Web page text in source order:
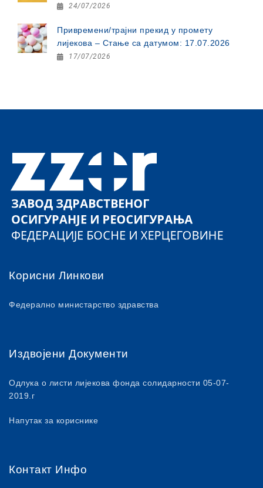
24/07/2026
Привремени/трајни прекид у промету
лијекова – Стање са датумом: 17.07.2026
17/07/2026
Корисни Линкови
Федерално министарство здравства
Издвојени Документи
Одлука о листи лијекова фонда солидарности 05-07-
2019.г
Напутак за кориснике
Контакт Инфо